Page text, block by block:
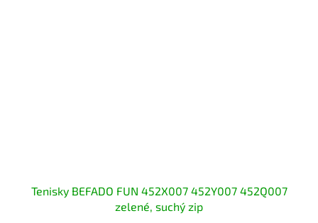
Tenisky BEFADO FUN 452X007 452Y007 452Q007
zelené, suchý zip